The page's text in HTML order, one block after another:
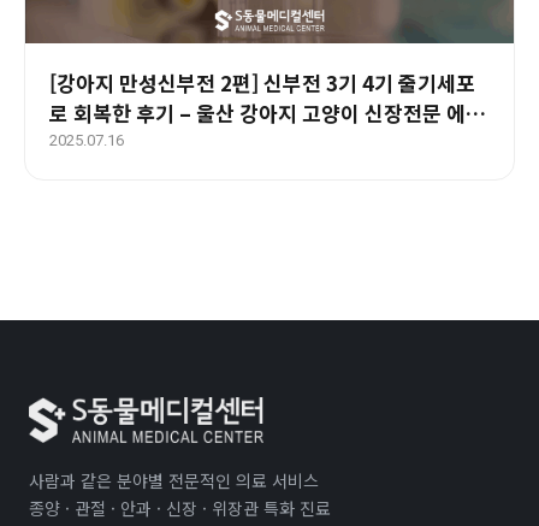
[강아지 만성신부전 2편] 신부전 3기 4기 줄기세포
로 회복한 후기 – 울산 강아지 고양이 신장전문 에스
동물병원
2025.07.16
사람과 같은 분야별 전문적인 의료 서비스
종양 · 관절 · 안과 · 신장 · 위장관 특화 진료